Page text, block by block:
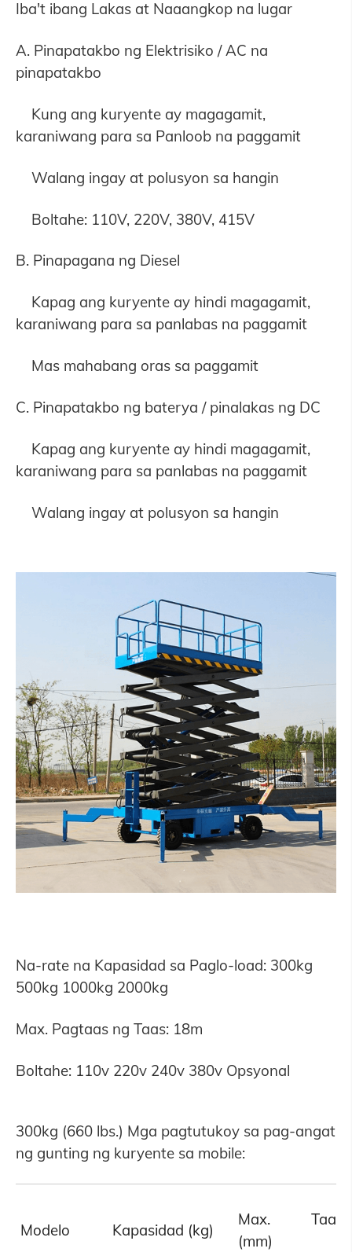
Iba't ibang Lakas at Naaangkop na lugar
A. Pinapatakbo ng Elektrisiko / AC na
pinapatakbo
Kung ang kuryente ay magagamit,
karaniwang para sa Panloob na paggamit
Walang ingay at polusyon sa hangin
Boltahe: 110V, 220V, 380V, 415V
B. Pinapagana ng Diesel
Kapag ang kuryente ay hindi magagamit,
karaniwang para sa panlabas na paggamit
Mas mahabang oras sa paggamit
C. Pinapatakbo ng baterya / pinalakas ng DC
Kapag ang kuryente ay hindi magagamit,
karaniwang para sa panlabas na paggamit
Walang ingay at polusyon sa hangin
Na-rate na Kapasidad sa Paglo-load: 300kg
500kg 1000kg 2000kg
Max. Pagtaas ng Taas: 18m
Boltahe: 110v 220v 240v 380v Opsyonal
300kg (660 lbs.) Mga pagtutukoy sa pag-angat
ng gunting ng kuryente sa mobile:
Modelo Kapasidad (kg)
Max. Taas
(mm)